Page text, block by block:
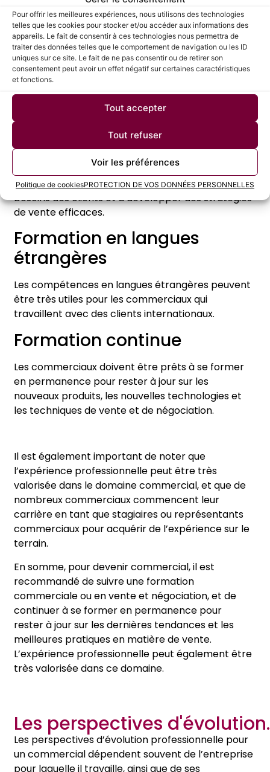
Pour offrir les meilleures expériences, nous utilisons des technologies
telles que les cookies pour stocker et/ou accéder aux informations des
appareils. Le fait de consentir à ces technologies nous permettra de
traiter des données telles que le comportement de navigation ou les ID
uniques sur ce site. Le fait de ne pas consentir ou de retirer son
consentement peut avoir un effet négatif sur certaines caractéristiques
et fonctions.
Tout accepter
Tout refuser
Voir les préférences
Politique de cookiesPROTECTION DE VOS DONNÉES PERSONNELLES
négociation
Les formations en vente et en négociation
peuvent aider à développer les compétences
nécessaires pour réussir dans ce domaine, telles
que la persuasion, la gestion des objections et la
négociation.
Formation en marketing et
communication
Les formations en marketing et en
communication peuvent aider à comprendre les
besoins des clients et à développer des stratégies
de vente efficaces.
Formation en langues
étrangères
Les compétences en langues étrangères peuvent
être très utiles pour les commerciaux qui
travaillent avec des clients internationaux.
Formation continue
Les commerciaux doivent être prêts à se former
en permanence pour rester à jour sur les
nouveaux produits, les nouvelles technologies et
les techniques de vente et de négociation.
Il est également important de noter que
l’expérience professionnelle peut être très
valorisée dans le domaine commercial, et que de
nombreux commerciaux commencent leur
carrière en tant que stagiaires ou représentants
commerciaux pour acquérir de l’expérience sur le
terrain.
En somme, pour devenir commercial, il est
recommandé de suivre une formation
commerciale ou en vente et négociation, et de
continuer à se former en permanence pour
rester à jour sur les dernières tendances et les
meilleures pratiques en matière de vente.
L’expérience professionnelle peut également être
très valorisée dans ce domaine.
Les perspectives d'évolution.
Les perspectives d’évolution professionnelle pour
un commercial dépendent souvent de l’entreprise
pour laquelle il travaille, ainsi que de ses